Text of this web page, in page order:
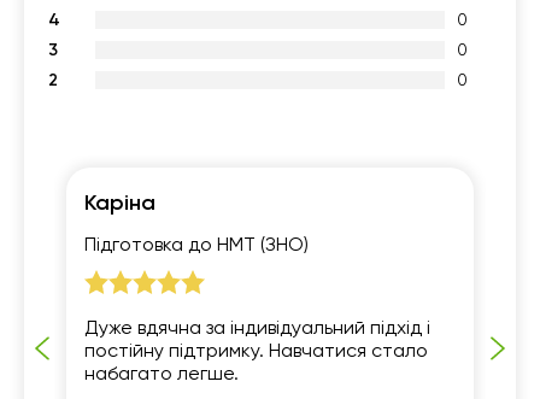
4
0
3
0
2
0
Каріна
Підготовка до НМТ (ЗНО)
Дуже вдячна за індивідуальний підхід і
постійну підтримку. Навчатися стало
набагато легше.